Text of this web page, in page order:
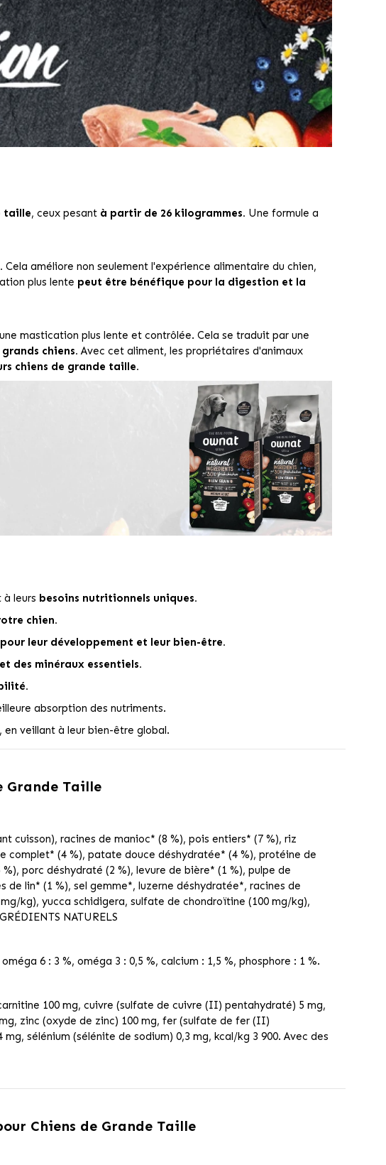
taille, ceux pesantà partir de 26 kilogrammes. Une formule a
Cela améliore non seulement l'expérience alimentaire du chien,
plus lente peut être bénéfique pour la digestion et la
mastication plus lente et contrôlée. Cela se traduit par une
chiens. Avec cet aliment, les propriétaires d'animaux
chiens de grande taille.
leurs besoins nutritionnels uniques.
chien.
leur développement et leur bien-être.
des minéraux essentiels.
absorption des nutriments.
, en veillant à leur bien-être global.
Grande Taille
cuisson), racines de manioc* (8 %), pois entiers* (7 %), riz
complet* (4 %), patate douce déshydratée* (4 %), protéine de
porc déshydraté (2 %), levure de bière* (1 %), pulpe de
lin* (1 %), sel gemme*, luzerne déshydratée*, racines de
kg), yucca schidigera, sulfate de chondroïtine (100 mg/kg),
NATURELS
6 : 3 %, oméga 3 : 0,5 %, calcium : 1,5 %, phosphore : 1 %.
100 mg, cuivre (sulfate de cuivre (II) pentahydraté) 5 mg,
zinc (oxyde de zinc) 100 mg, fer (sulfate de fer (II)
sélénium (sélénite de sodium) 0,3 mg, kcal/kg 3 900. Avec des
Chiens de Grande Taille